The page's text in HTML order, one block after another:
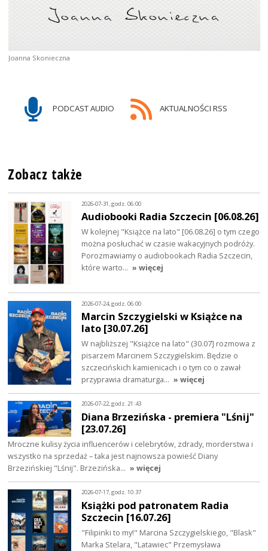
Joanna Skonieczna
PODCAST AUDIO AKTUALNOŚCI RSS
Zobacz także
2026-07-31, godz. 06:00
Audiobooki Radia Szczecin [06.08.26]
W kolejnej "Książce na lato" [06.08.26] o tym czego
można posłuchać w czasie wakacyjnych podróży.
Porozmawiamy o audiobookach Radia Szczecin,
które warto… » więcej
2026-07-24, godz. 06:00
Marcin Szczygielski w Książce na
lato [30.07.26]
W najbliższej "Książce na lato" (30.07] rozmowa z
pisarzem Marcinem Szczygielskim. Będzie o
szczecińskich kamienicach i o tym co o zawał
przyprawia dramaturga… » więcej
2026-07-22, godz. 21:43
Diana Brzezińska - premiera "Lśnij"
[23.07.26]
Mroczne kulisy życia influencerów i celebrytów, zdrady, morderstwa i
wszystko na sprzedaż – taka jest najnowsza powieść Diany
Brzezińskiej "Lśnij". Brzezińska… » więcej
2026-07-17, godz. 10:37
Książki pod patronatem Radia
Szczecin [16.07.26]
"Filipinki to my!" Marcina Szczygielskiego, "Blask"
Marka Stelara, "Latawiec" Przemysława